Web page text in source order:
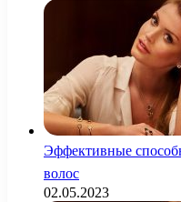
Эффективные
волос
02.05.2023